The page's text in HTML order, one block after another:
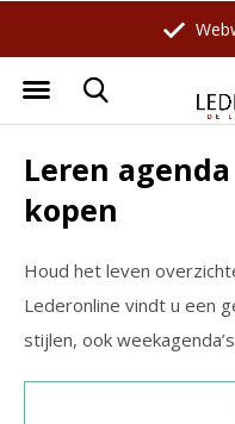
Leren
kopen
Houd het leven
Lederonline vindt u een
stijlen, ook